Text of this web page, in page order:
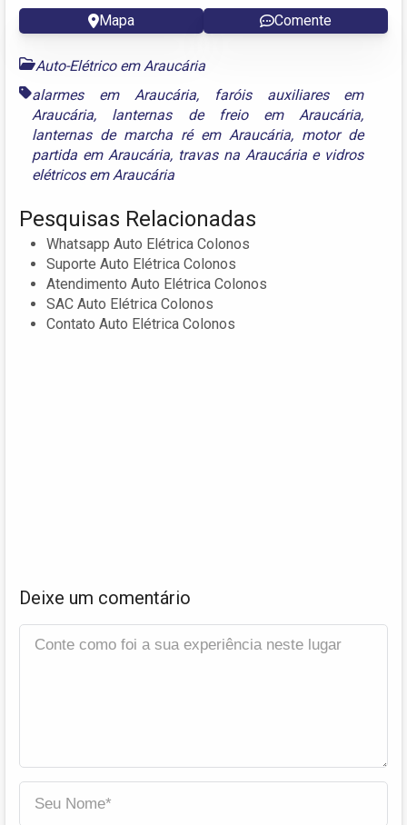
Mapa Comente
Auto-Elétrico em Araucária
alarmes em Araucária,
faróis auxiliares em
Araucária, lanternas de freio em Araucária,
lanternas de marcha ré em Araucária, motor de
partida em Araucária, travas na Araucáriae vidros
elétricos em Araucária
Pesquisas Relacionadas
Whatsapp Auto Elétrica Colonos
Suporte Auto Elétrica Colonos
Atendimento Auto Elétrica Colonos
SAC Auto Elétrica Colonos
Contato Auto Elétrica Colonos
Deixe um comentário